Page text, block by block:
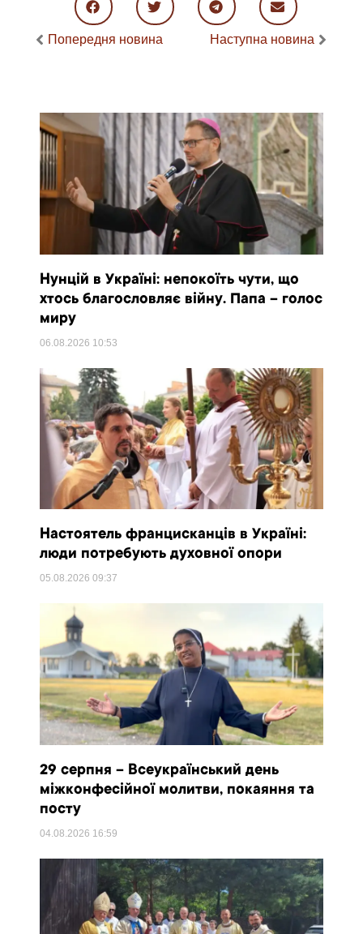
Попередня новина Наступна новина
Нунцій в Україні: непокоїть чути, що
хтось благословляє війну. Папа – голос
миру
06.08.2026 10:53
Настоятель францисканців в Україні:
люди потребують духовної опори
05.08.202609:37
29 серпня – Всеукраїнський день
міжконфесійної молитви, покаяння та
посту
04.08.2026 16:59